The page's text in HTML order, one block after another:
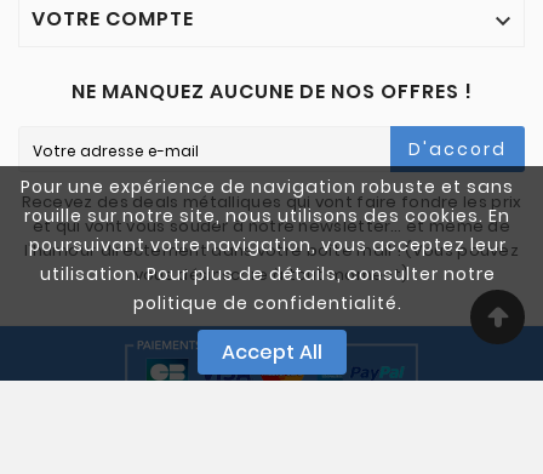
Pour une expérience de navigation robuste et sans
rouille sur notre site, nous utilisons des cookies. En
poursuivant votre navigation, vous acceptez leur
utilisation. Pour plus de détails, consulter notre
politique de confidentialité.
Accept All
VOTRE COMPTE 
NE MANQUEZ AUCUNE DE NOS OFFRES !
D'accord
Recevez des deals métalliques qui vont faire fondre les prix
et qui vont vous souder à notre newsletter… et même de
l'humour directement dans votre boîte mail ! (Vous pouvez
vous désinscrire à tout moment)